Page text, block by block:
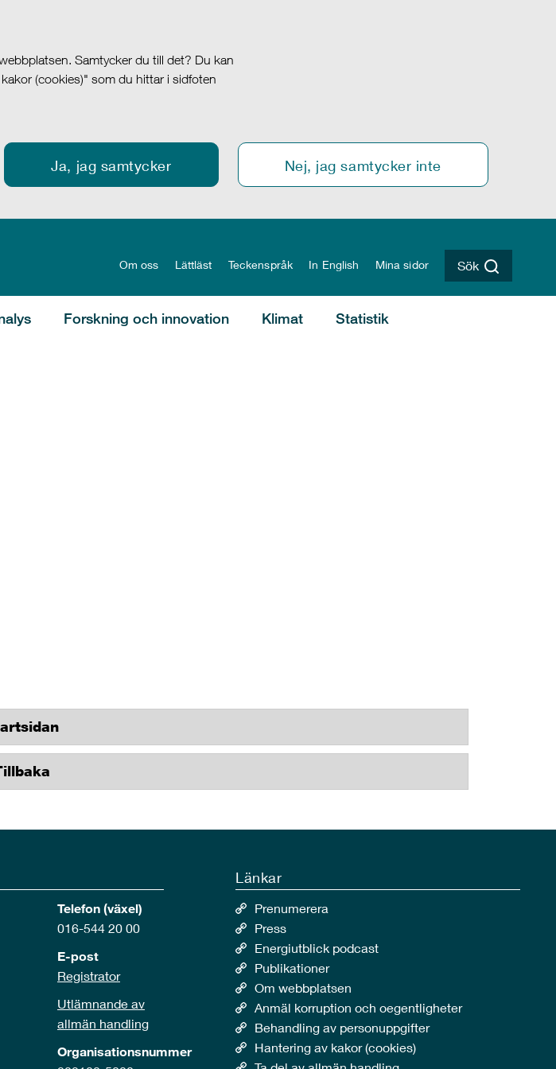
Samtycker du till det? Du kan
(cookies)" som du hittar i sidfoten
Ja, jag samtycker Nej, jag samtycker inte
Om oss Lättläst Teckenspråk In English Mina sidor Sök
Forskning och innovation Klimat Statistik
Telefon (växel)
016-544 20 00
E-post
Registrator
Utlämnande av
allmän handling
Organisationsnummer
Länkar
Prenumerera
Press
Energiutblick podcast
Publikationer
Om webbplatsen
Anmäl korruption och oegentligheter
Behandling av personuppgifter
Hantering av kakor (cookies)